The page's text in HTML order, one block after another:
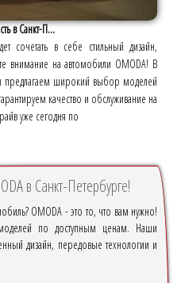
в Санкт-П...
сочетать в себе стильный дизайн,
внимание на автомобили OMODA! В
предлагаем широкий выбор моделей
качество и обслуживание на
уже сегодня по
в Санкт-Петербурге!
OMODA - это то, что вам нужно!
по доступным ценам. Наши
дизайн, передовые технологии и